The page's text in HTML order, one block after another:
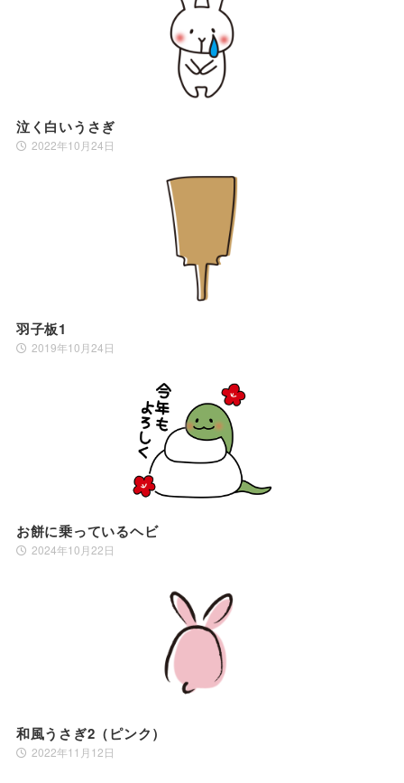
泣く白いうさぎ
2022年10月24日
羽子板1
2019年10月24日
お餅に乗っているヘビ
2024年10月22日
和風うさぎ2（ピンク）
2022年11月12日